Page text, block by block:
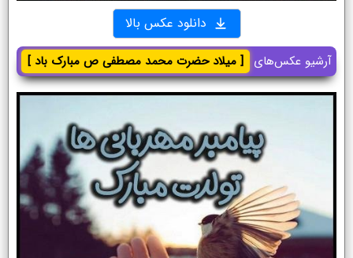
دانلود عکس بالا
آرشیو عکس‌های [ میلاد حضرت محمد مصطفی ص مبارک باد ]